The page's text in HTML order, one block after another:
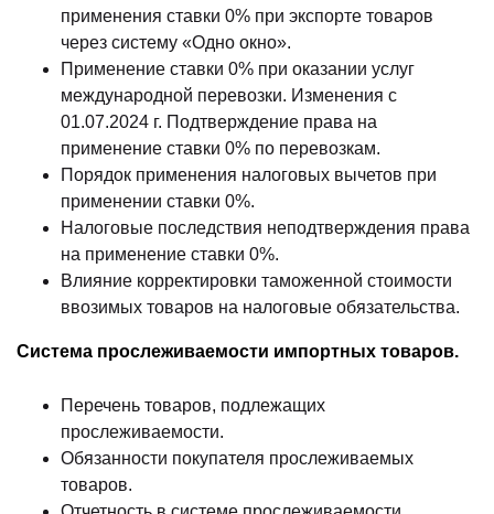
применения ставки 0% при экспорте товаров
через систему «Одно окно».
Применение ставки 0% при оказании услуг
международной перевозки. Изменения с
01.07.2024 г. Подтверждение права на
применение ставки 0% по перевозкам.
Порядок применения налоговых вычетов при
применении ставки 0%.
Налоговые последствия неподтверждения права
на применение ставки 0%.
Влияние корректировки таможенной стоимости
ввозимых товаров на налоговые обязательства.
Система прослеживаемости импортных товаров.
Перечень товаров, подлежащих
прослеживаемости.
Обязанности покупателя прослеживаемых
товаров.